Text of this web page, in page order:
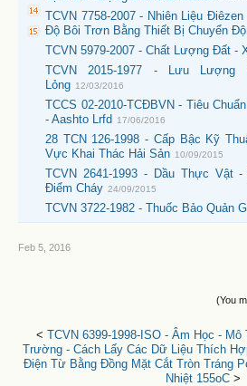
TCVN 7758-2007 - Nhiên Liệu
Độ Bôi Trơn Bằng Thiết Bị Chuyển
TCVN 5979-2007 - Chất Lượng Đất -
TCVN 2015-1977 - Lưu Lượng
Lỏng 12/03/2016
TCCS 02-2010-TCĐBVN - Tiêu
- Aashto Lrfd 17/06/2016
28 TCN 126-1998 - Cấp Bậc Kỹ
Vực Khai Thác Hải Sản 10/09/2015
TCVN 2641-1993 - Dầu Thực Vật
Điểm Cháy 24/09/2015
TCVN 3722-1982 - Thuốc Bảo Quản
Feb 5, 2016
(You
< TCVN 6399-1998-ISO - Âm Học -
Trường - Cách Lấy Các Dữ Liệu Thích
Điện Từ Bằng Đồng Mặt Cắt Tròn Tráng
Nhiệt 155oC>